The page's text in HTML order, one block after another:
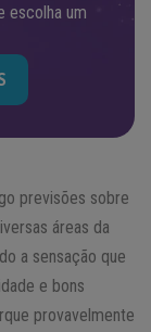
escolha um
previsões sobre
áreas da
a sensação que
e bons
provavelmente